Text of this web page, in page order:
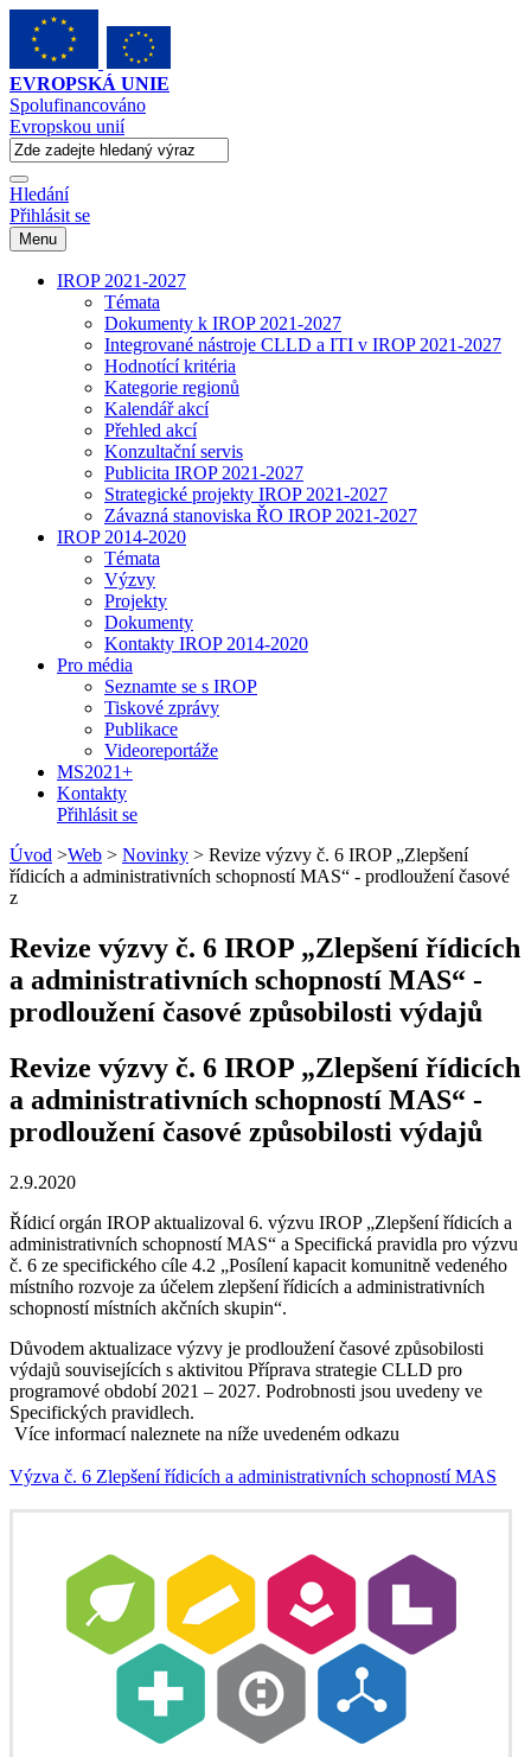
EVROPSKÁ UNIE
Spolufinancováno
Evropskou unií
Hledání
Přihlásit se
Menu
IROP 2021-2027
Témata
Dokumenty k IROP 2021-2027
Integrované nástroje CLLD a ITI v IROP 2021-2027
Hodnotící kritéria
Kategorie regionů
Kalendář akcí
Přehled akcí
Konzultační servis
Publicita IROP 2021-2027
Strategické projekty IROP 2021-2027
Závazná stanoviska ŘO IROP 2021-2027
IROP 2014-2020
Témata
Výzvy
Projekty
Dokumenty
Kontakty IROP 2014-2020
Pro média
Seznamte se s IROP
Tiskové zprávy
Publikace
Videoreportáže
MS2021+
Kontakty
Přihlásit se
Úvod >Web > Novinky > Revize výzvy č. 6 IROP „Zlepšení
řídicích a administrativních schopností MAS“ - prodloužení časové
z
Revize výzvy č. 6 IROP „Zlepšení řídicích
a administrativních schopností MAS“ -
prodloužení časové způsobilosti výdajů
Revize výzvy č. 6 IROP „Zlepšení řídicích
a administrativních schopností MAS“ -
prodloužení časové způsobilosti výdajů
2.9.2020
Řídicí orgán IROP aktualizoval 6. výzvu IROP „Zlepšení řídicích a
administrativních schopností MAS“ a Specifická pravidla pro výzvu
č. 6 ze specifického cíle 4.2 „Posílení kapacit komunitně vedeného
místního rozvoje za účelem zlepšení řídicích a administrativních
schopností místních akčních skupin“.
Důvodem aktualizace výzvy je prodloužení časové způsobilosti
výdajů souvisejících s aktivitou Příprava strategie CLLD pro
programové období 2021 – 2027. Podrobnosti jsou uvedeny ve
Specifických pravidlech.
Více informací naleznete na níže uvedeném odkazu
Výzva č. 6 Zlepšení řídicích a administrativních schopností MAS